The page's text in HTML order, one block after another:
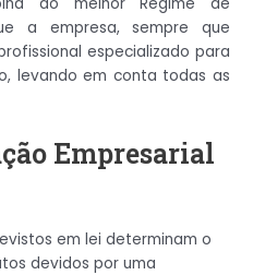
a empresa, sempre que
especializado para
levando em conta todas as
Empresarial
em lei determinam o
devidos por uma